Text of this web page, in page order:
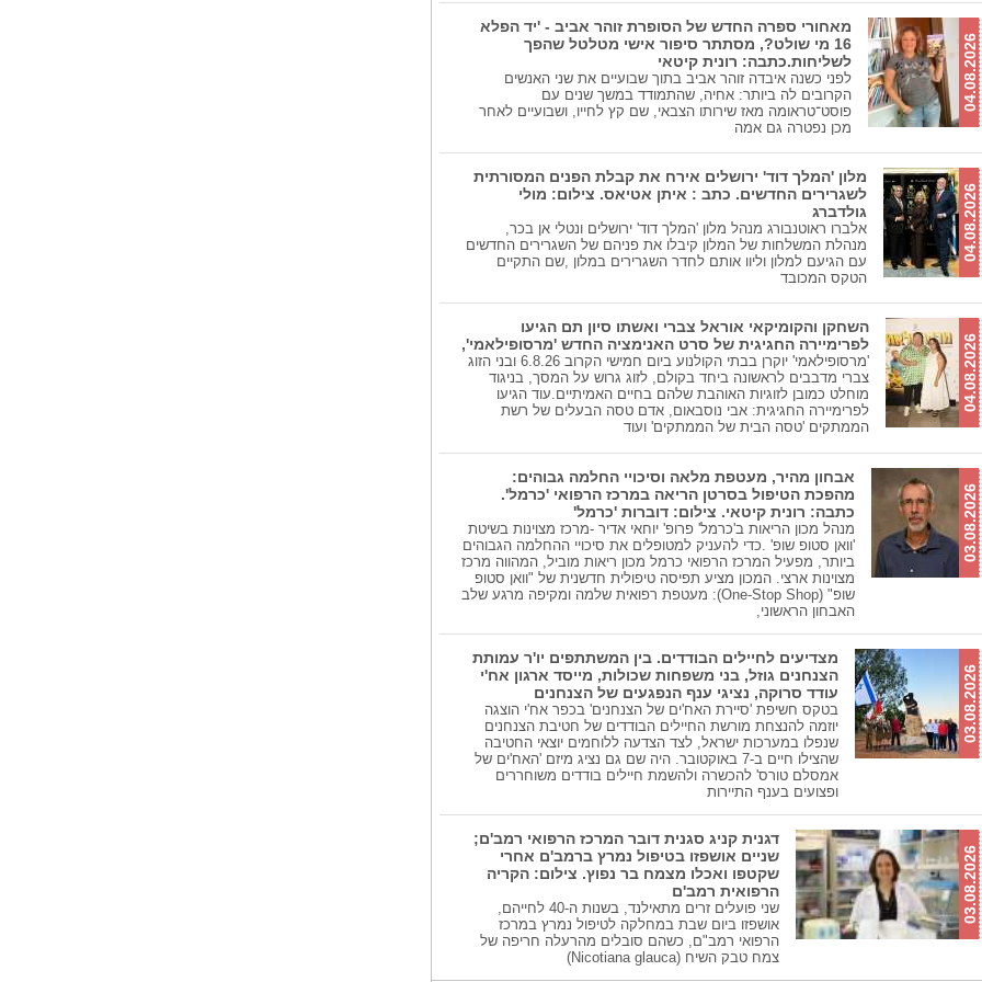
04.08.2026
מאחורי ספרה החדש של הסופרת זוהר אביב - 'יד הפלא
16 מי שולט?, מסתתר סיפור אישי מטלטל שהפך
לשליחות.כתבה: רונית קיטאי
לפני כשנה איבדה זוהר אביב בתוך שבועיים את שני האנשים
הקרובים לה ביותר: אחיה, שהתמודד במשך שנים עם
פוסט־טראומה מאז שירותו הצבאי, שם קץ לחייו, ושבועיים לאחר
מכן נפטרה גם אמה
04.08.2026
מלון 'המלך דוד' ירושלים אירח את קבלת הפנים המסורתית
לשגרירים החדשים. כתב : איתן אטיאס. צילום: מולי
גולדברג
אלברו ראוטנבורג מנהל מלון 'המלך דוד' ירושלים ונטלי אן בכר,
מנהלת המשלחות של המלון קיבלו את פניהם של השגרירים החדשים
עם הגיעם למלון וליוו אותם לחדר השגרירים במלון ,שם התקיים
הטקס המכובד
04.08.2026
השחקן והקומיקאי אוראל צברי ואשתו סיון תם הגיעו
לפרימיירה החגיגית של סרט האנימציה החדש 'מרסופילאמי',
'מרסופילאמי' יוקרן בבתי הקולנוע ביום חמישי הקרוב 6.8.26 ובני הזוג
צברי מדבבים לראשונה ביחד בקולם, לזוג גרוש על המסך, בניגוד
מוחלט כמובן לזוגיות האוהבת שלהם בחיים האמיתיים.עוד הגיעו
לפרימיירה החגיגית: אבי נוסבאום, אדם טסה הבעלים של רשת
הממתקים 'טסה הבית של הממתקים' ועוד
03.08.2026
אבחון מהיר, מעטפת מלאה וסיכויי החלמה גבוהים:
מהפכת הטיפול בסרטן הריאה במרכז הרפואי 'כרמל'.
כתבה: רונית קיטאי. צילום: דוברות 'כרמל'
מנהל מכון הריאות ב'כרמל' פרופ' יוחאי אדיר -מרכז מצוינות בשיטת
'וואן סטופ שופ' .כדי להעניק למטופלים את סיכויי ההחלמה הגבוהים
ביותר, מפעיל המרכז הרפואי כרמל מכון ריאות מוביל, המהווה מרכז
מצוינות ארצי. המכון מציע תפיסה טיפולית חדשנית של "וואן סטופ
שופ" (One-Stop Shop): מעטפת רפואית שלמה ומקיפה מרגע שלב
האבחון הראשוני,
03.08.2026
מצדיעים לחיילים הבודדים. בין המשתתפים יו'ר עמותת
הצנחנים גוזל, בני משפחות שכולות, מייסד ארגון אח'י
עודד סרוקה, נציגי ענף הנפגעים של הצנחנים
בטקס חשיפת 'סיירת האח'ים של הצנחנים' בכפר אח'י הוצגה
יוזמה להנצחת מורשת החיילים הבודדים של חטיבת הצנחנים
שנפלו במערכות ישראל, לצד הצדעה ללוחמים יוצאי החטיבה
שהצילו חיים ב-7 באוקטובר. היה שם גם נציג מיזם 'האח'ים של
אמסלם טורס' להכשרה ולהשמת חיילים בודדים משוחררים
ופצועים בענף התיירות
03.08.2026
דגנית קניג סגנית דובר המרכז הרפואי רמב'ם;
שניים אושפזו בטיפול נמרץ ברמב'ם אחרי
שקטפו ואכלו מצמח בר נפוץ. צילום: הקריה
הרפואית רמב'ם
שני פועלים זרים מתאילנד, בשנות ה-40 לחייהם,
אושפזו ביום שבת במחלקה לטיפול נמרץ במרכז
הרפואי רמב"ם, כשהם סובלים מהרעלה חריפה של
צמח טבק השיח (Nicotiana glauca)